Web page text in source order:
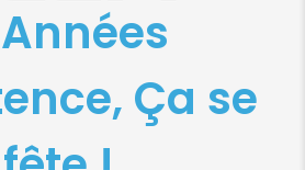
Années
Ça se